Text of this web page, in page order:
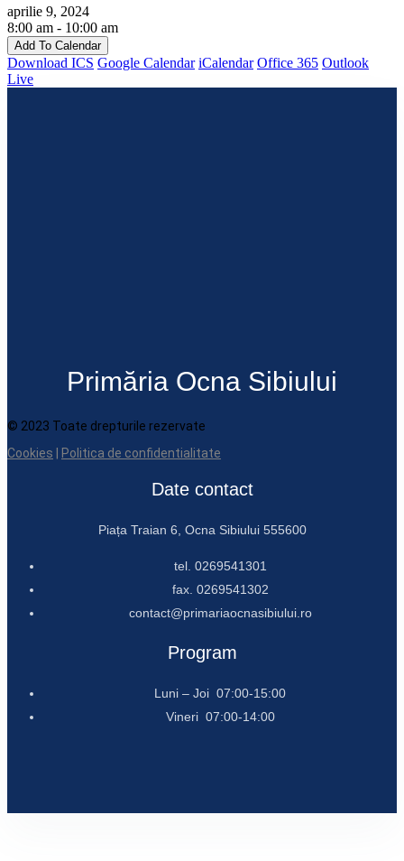
aprilie 9, 2024
8:00 am - 10:00 am
Add To Calendar
Download ICS Google Calendar iCalendar Office 365 Outlook
Live
Primăria Ocna Sibiului
© 2023 Toate drepturile rezervate
Cookies
Politica de confidentialitate
Date contact
Piața Traian 6, Ocna Sibiului 555600
tel. 0269541301
fax. 0269541302
contact@primariaocnasibiului.ro
Program
Luni – Joi 07:00-15:00
Vineri 07:00-14:00